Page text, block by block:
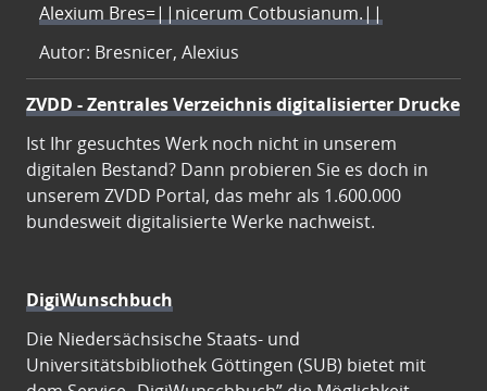
Alexium Bres=||nicerum Cotbusianum.||
Autor: Bresnicer, Alexius
ZVDD - Zentrales Verzeichnis digitalisierter Drucke
Ist Ihr gesuchtes Werk noch nicht in unserem
digitalen Bestand? Dann probieren Sie es doch in
unserem ZVDD Portal, das mehr als 1.600.000
bundesweit digitalisierte Werke nachweist.
DigiWunschbuch
Die Niedersächsische Staats- und
Universitätsbibliothek Göttingen (SUB) bietet mit